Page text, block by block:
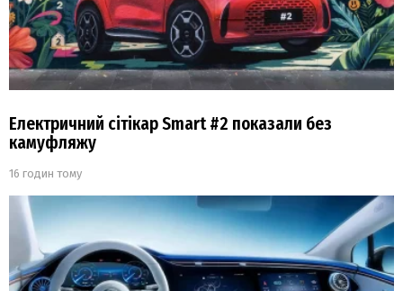
Електричний сітікар Smart #2 показали без
камуфляжу
16 годин тому